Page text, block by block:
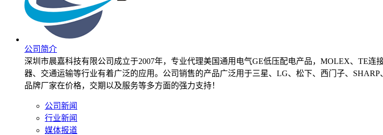
公司简介
深圳市晨嘉科技有限公司成立于2007年，专业代理美国通用电气GE低压配电产品，MOLEX、TE
器、交通运输等行业有着广泛的应用。公司销售的产品广泛用于三星、LG、松下、西门子、
品牌厂家在价格，交期以及服务等多方面的强力支持！
公司新闻
行业新闻
媒体报道